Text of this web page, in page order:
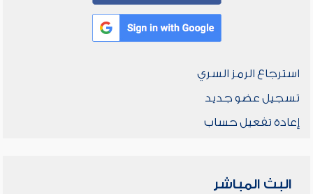
استرجاع الرمز السري
تسجيل عضو جديد
إعادة تفعيل حساب
البث المباشر